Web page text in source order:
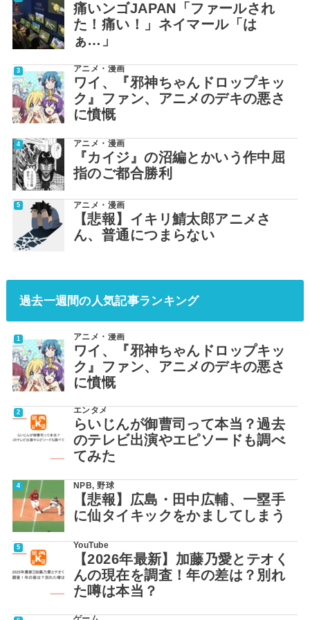
痛いンゴJAPAN「ファールされ
た！痛い！」ネイマール「は
ぁ…」
アニメ・漫画
ワイ、『邪神ちゃんドロップキッ
ク』ファン、アニメのデキの悪さ
に憤慨
アニメ・漫画
『カイジ』の沼編とかいう作中屈
指のご都合勝利
アニメ・漫画
【悲報】イキリ鯖太郎アニメさ
ん、普通につまらない
過去一週間の人気記事ランキング
アニメ・漫画
ワイ、『邪神ちゃんドロップキッ
ク』ファン、アニメのデキの悪さ
に憤慨
エンタメ
らいじんが御曹司って本当？過去
のテレビ出演やエピソードも調べ
てみた
NPB,野球
【悲報】広島・田中広輔、一塁手
に仙タイキックをかましてしまう
YouTube
【2026年最新】加藤乃愛とテオく
んの現在を調査！年の差は？別れ
た噂は本当？